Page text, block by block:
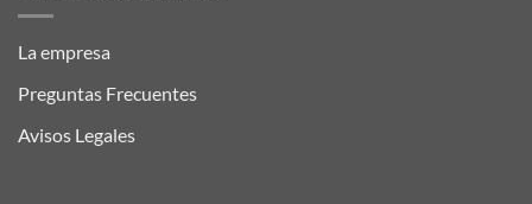
La empresa
Preguntas Frecuentes
Avisos Legales